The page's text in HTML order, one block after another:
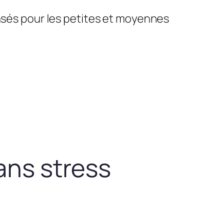
pour les petites et moyennes
stress